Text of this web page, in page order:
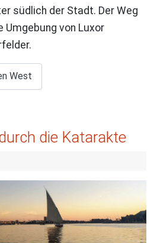
südlich der Stadt. Der Weg
Umgebung von Luxor
West
die Katarakte